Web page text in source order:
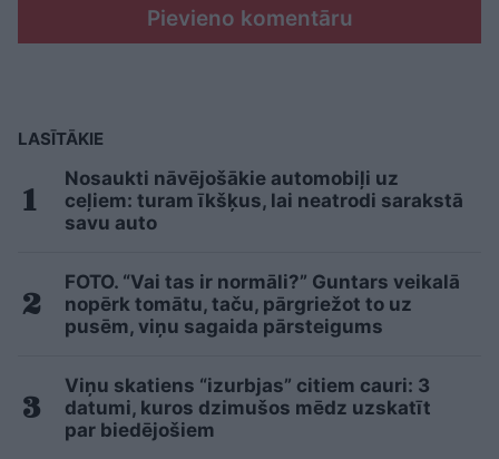
Pievieno komentāru
LASĪTĀKIE
Nosaukti nāvējošākie automobiļi uz
ceļiem: turam īkšķus, lai neatrodi sarakstā
savu auto
FOTO. “Vai tas ir normāli?” Guntars veikalā
nopērk tomātu, taču, pārgriežot to uz
pusēm, viņu sagaida pārsteigums
Viņu skatiens “izurbjas” citiem cauri: 3
datumi, kuros dzimušos mēdz uzskatīt
par biedējošiem